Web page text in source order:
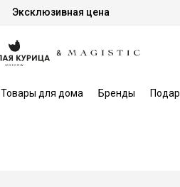
Эксклюзивная цена
Товары для дома Бренды